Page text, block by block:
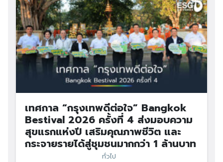
เทศกาล “กรุงเทพดีต่อใจ” Bangkok
Bestival 2026 ครั้งที่ 4 ส่งมอบความ
สุขแรกแห่งปี เสริมคุณภาพชีวิต และ
กระจายรายได้สู่ชุมชนมากกว่า 1 ล้านบาท
ทั่วไป